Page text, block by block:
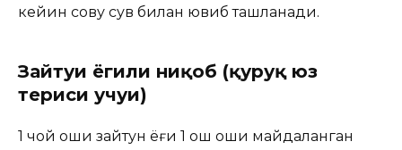
кейин совуқ сув билан ювиб ташланади.
Зайтуи ёгили ниқоб (қуруқ юз
териси учуи)
1 чой қошиқ зайтун ёғи 1 ош қошиқ майдаланган